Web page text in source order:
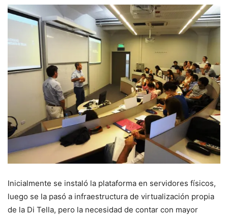
Inicialmente se instaló la plataforma en servidores físicos,
luego se la pasó a infraestructura de virtualización propia
de la Di Tella, pero la necesidad de contar con mayor